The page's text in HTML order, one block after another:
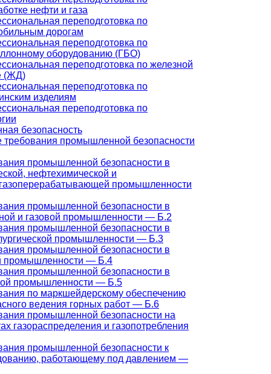
нефти и газа
переподготовка по
дорогам
переподготовка по
оборудованию (ГБО)
переподготовка по железной
(ЖД)
переподготовка по
изделиям
переподготовка по
безопасность
промышленной безопасности
промышленной безопасности в
нефтехимической и
промышленности
промышленной безопасности в
и газовой промышленности — Б.2
промышленной безопасности в
промышленности — Б.3
промышленной безопасности в
промышленности — Б.4
промышленной безопасности в
промышленности — Б.5
по маркшейдерскому обеспечению
ведения горных работ — Б.6
промышленной безопасности на
газораспределения и газопотребления
промышленной безопасности к
работающему под давлением —